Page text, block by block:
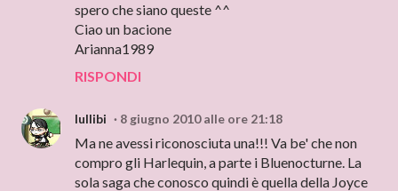
spero che siano queste ^^
Ciao un bacione
Arianna1989
RISPONDI
lullibi 8 giugno 2010 alle ore 21:18
Ma ne avessi riconosciuta una!!! Va be' che non
compro gli Harlequin, a parte i Bluenocturne. La
sola saga che conosco quindi è quella della Joyce